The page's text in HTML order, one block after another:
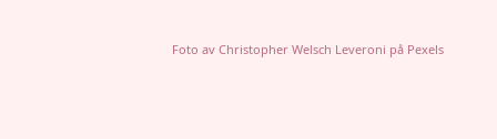
Foto av Christopher Welsch Leveroni på Pexels